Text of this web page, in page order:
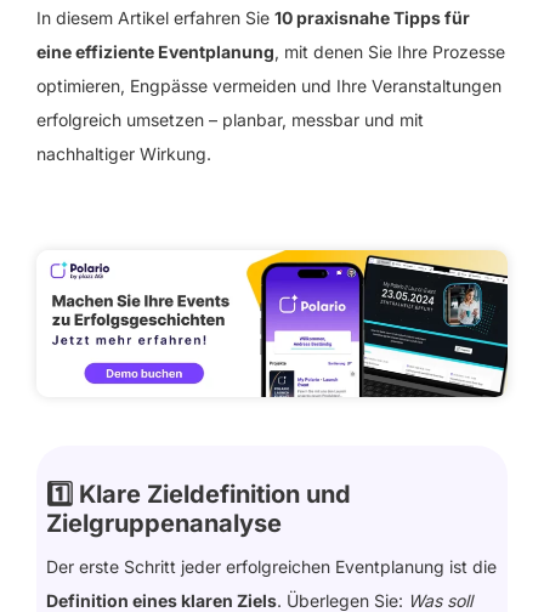
In diesem Artikel erfahren Sie 10 praxisnahe Tipps für
eine effiziente Eventplanung, mit denen Sie Ihre Prozesse
optimieren, Engpässe vermeiden und Ihre Veranstaltungen
erfolgreich umsetzen – planbar, messbar und mit
nachhaltiger Wirkung.
1️⃣ Klare Zieldefinition und
Zielgruppenanalyse
Der erste Schritt jeder erfolgreichen Eventplanung ist die
Definition eines klaren Ziels. Überlegen Sie: Was soll